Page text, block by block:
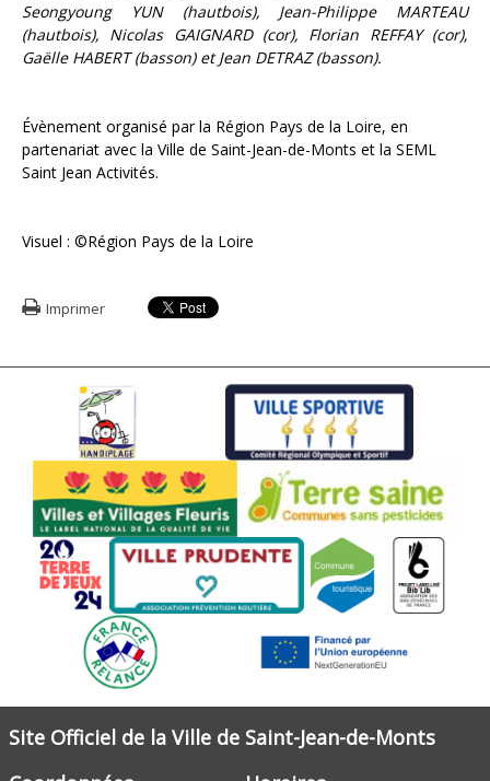
Seongyoung YUN (hautbois), Jean-Philippe MARTEAU
(hautbois), Nicolas GAIGNARD (cor), Florian REFFAY (cor),
Gaëlle HABERT (basson) et Jean DETRAZ (basson).
Évènement organisé par la Région Pays de la Loire, en
partenariat avec la Ville de Saint-Jean-de-Monts et la SEML
Saint Jean Activités.
Visuel : ©Région Pays de la Loire
Imprimer
Site Officiel de la Ville de Saint-Jean-de-Monts